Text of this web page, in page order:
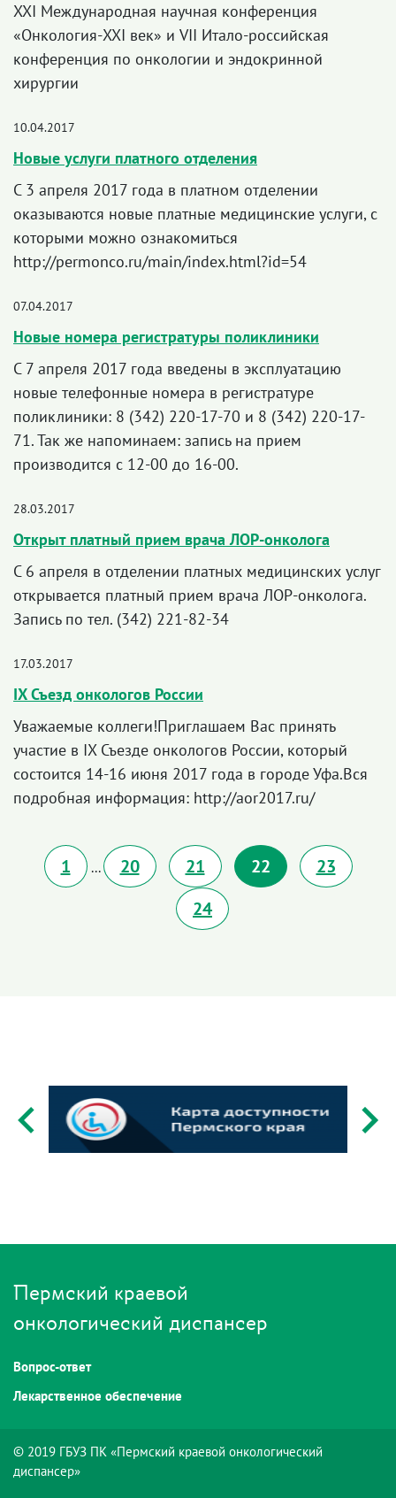
XXI Международная научная конференция
«Онкология-XXI век» и VII Итало-российская
конференция по онкологии и эндокринной
хирургии
10.04.2017
Новые услуги платного отделения
С 3 апреля 2017 года в платном отделении
оказываются новые платные медицинские услуги, с
которыми можно ознакомиться
http://permonco.ru/main/index.html?id=54
07.04.2017
Новые номера регистратуры поликлиники
С 7 апреля 2017 года введены в эксплуатацию
новые телефонные номера в регистратуре
поликлиники: 8 (342) 220-17-70 и 8 (342) 220-17-
71. Так же напоминаем: запись на прием
производится с 12-00 до 16-00.
28.03.2017
Открыт платный прием врача ЛОР-онколога
С 6 апреля в отделении платных медицинских услуг
открывается платный прием врача ЛОР-онколога.
Запись по тел. (342) 221-82-34
17.03.2017
IX Съезд онкологов России
Уважаемые коллеги!Приглашаем Вас принять
участие в IX Съезде онкологов России, который
состоится 14-16 июня 2017 года в городе Уфа.Вся
подробная информация: http://aor2017.ru/
1 ... 20 21 22
23
24
Пермский краевой
онкологический диспансер
Вопрос-ответ
Лекарственное обеспечение
© 2019 ГБУЗ ПК «Пермский краевой онкологический
диспансер»